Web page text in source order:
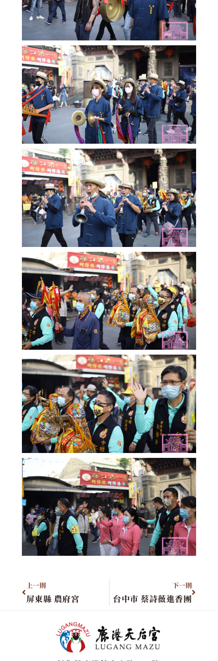
上一則
屏東縣 農府宮
下一則
台中市 蔡詩薇進香團